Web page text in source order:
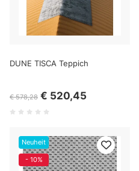
DUNE TISCA Teppich
€ 578,28 € 520,45
Neuheit
- 10%